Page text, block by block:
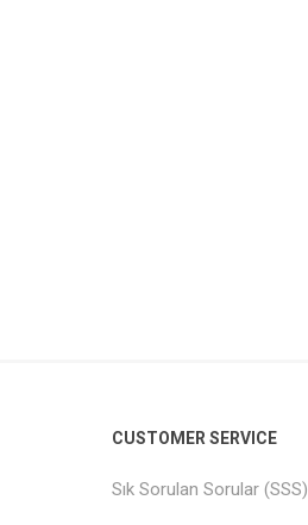
CUSTOMER SERVICE
Sık Sorulan Sorular (SSS)